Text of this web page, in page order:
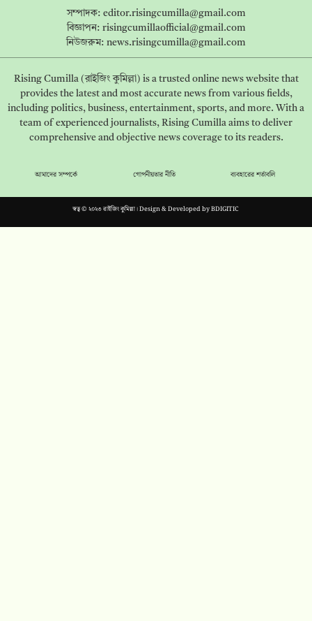
সম্পাদক: editor.risingcumilla@gmail.com
বিজ্ঞাপন: risingcumillaofficial@gmail.com
নিউজরুম: news.risingcumilla@gmail.com
Rising Cumilla (রাইজিং কুমিল্লা) is a trusted online news website that
provides the latest and most accurate news from various fields,
including politics, business, entertainment, sports, and more. With a
team of experienced journalists, Rising Cumilla aims to deliver
comprehensive and objective news coverage to its readers.
আমাদের সম্পর্কে গোপনীয়তার নীতি ব্যবহারের শর্তাবলি
স্বত্ব © ২০২৩ রাইজিং কুমিল্লা। Design & Developed byBDIGITIC